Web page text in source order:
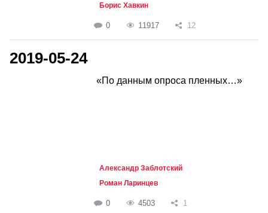
Борис Хавкин
0 11917 12
2019-05-24
«По данным опроса пленных…»
Александр Заблотский
Роман Ларинцев
0 4503 1